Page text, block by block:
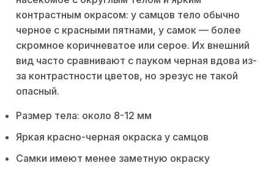
контрастным окрасом: у самцов тело обычно
черное с красными пятнами, у самок — более
скромное коричневатое или серое. Их внешний
вид часто сравнивают с пауком черная вдова из-
за контрастности цветов, но эрезус не такой
опасный.
Размер тела: около 8-12 мм
Яркая красно-черная окраска у самцов
Самки имеют менее заметную окраску